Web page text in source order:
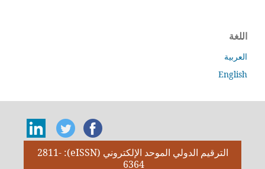
اللغة
العربية
English
الترقيم الدولي الموحد الإلكتروني (eISSN): 2811-
6364